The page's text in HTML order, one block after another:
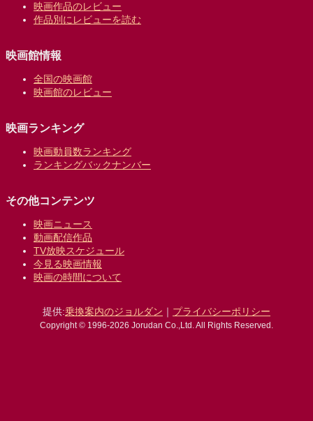
映画作品のレビュー
作品別にレビューを読む
映画館情報
全国の映画館
映画館のレビュー
映画ランキング
映画動員数ランキング
ランキングバックナンバー
その他コンテンツ
映画ニュース
動画配信作品
TV放映スケジュール
今見る映画情報
映画の時間について
提供:乗換案内のジョルダン ｜ プライバシーポリシー
Copyright © 1996-2026 Jorudan Co.,Ltd. All Rights Reserved.